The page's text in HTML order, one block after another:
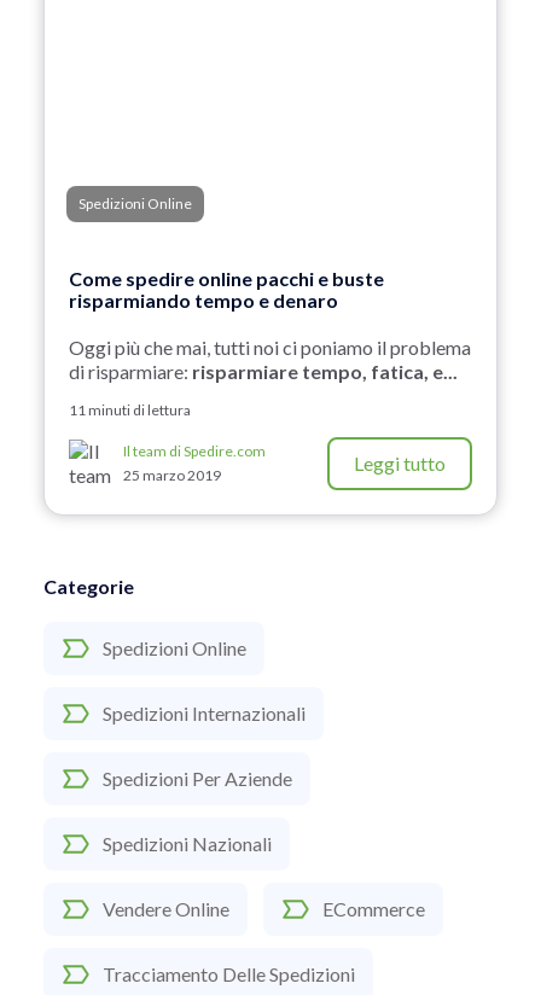
Categorie
Spedizioni Online
Spedizioni Internazionali
Spedizioni Per Aziende
Spedizioni Nazionali
Vendere Online ECommerce
Tracciamento Delle Spedizioni
Spedizioni Online
Come spedire online pacchi e buste
risparmiando tempo e denaro
Oggi più che mai, tutti noi ci poniamo il problema
di risparmiare: risparmiare tempo, fatica, e...
11 minuti di lettura
Il team di Spedire.com
25 marzo 2019
Leggi tutto